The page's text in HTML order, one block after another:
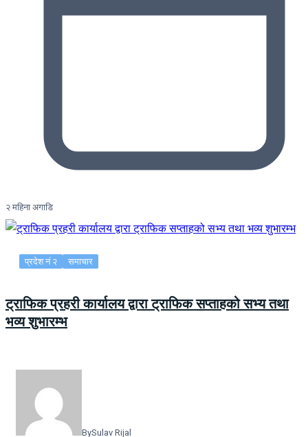
२ महिना अगाडि
प्रदेश नं २ समाचार
ट्राफिक प्रहरी कार्यालय द्वारा ट्राफिक सप्ताहको सभ्य तथा
भव्य शुभारम्भ
BySulav Rijal